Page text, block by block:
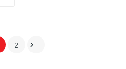
2 